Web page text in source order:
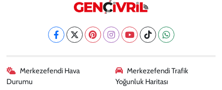
Merkezefendi Hava
Durumu
Merkezefendi Trafik
Yoğunluk Haritası